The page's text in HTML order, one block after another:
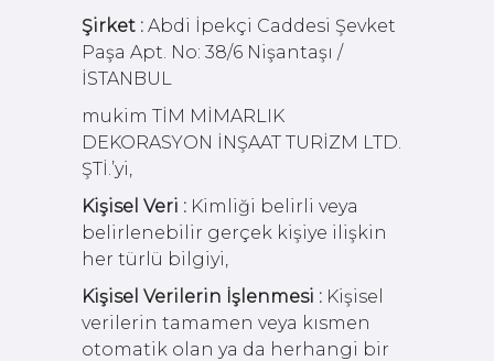
Şirket : Abdi İpekçi Caddesi Şevket
Paşa Apt. No: 38/6 Nişantaşı /
İSTANBUL
mukim TİM MİMARLIK
DEKORASYON İNŞAAT TURİZM LTD.
ŞTİ.’yi,
Kişisel Veri : Kimliği belirli veya
belirlenebilir gerçek kişiye ilişkin
her türlü bilgiyi,
Kişisel Verilerin İşlenmesi : Kişisel
verilerin tamamen veya kısmen
otomatik olan ya da herhangi bir